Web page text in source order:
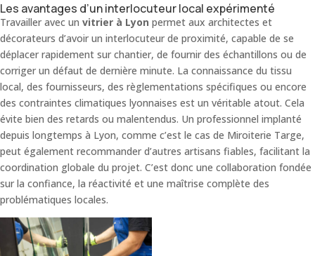
Les avantages d’un interlocuteur local expérimenté
Travailler avec un vitrier à Lyon permet aux architectes et
décorateurs d’avoir un interlocuteur de proximité, capable de se
déplacer rapidement sur chantier, de fournir des échantillons ou de
corriger un défaut de dernière minute. La connaissance du tissu
local, des fournisseurs, des règlementations spécifiques ou encore
des contraintes climatiques lyonnaises est un véritable atout. Cela
évite bien des retards ou malentendus. Un professionnel implanté
depuis longtemps à Lyon, comme c’est le cas de Miroiterie Targe,
peut également recommander d’autres artisans fiables, facilitant la
coordination globale du projet. C’est donc une collaboration fondée
sur la confiance, la réactivité et une maîtrise complète des
problématiques locales.